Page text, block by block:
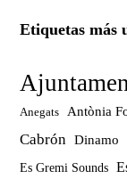
Etiquetas más
Anegats Antònia
Cabrón Dinamo
Es Gremi Sounds